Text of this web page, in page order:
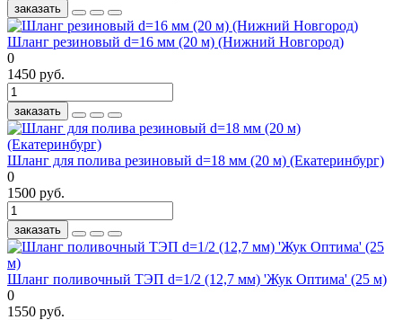
заказать
Шланг резиновый d=16 мм (20 м) (Нижний Новгород)
0
1450 руб.
заказать
Шланг для полива резиновый d=18 мм (20 м) (Екатеринбург)
0
1500 руб.
заказать
Шланг поливочный ТЭП d=1/2 (12,7 мм) 'Жук Оптима' (25 м)
0
1550 руб.